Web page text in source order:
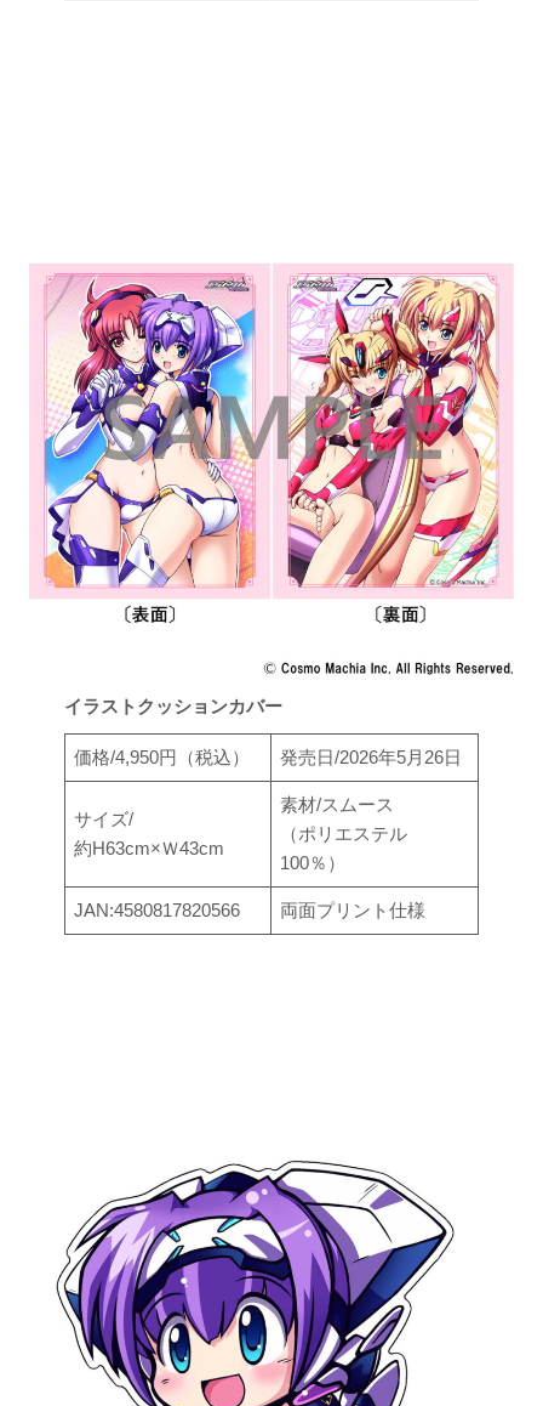
イラストクッションカバー
価格/4,950円（税込） 発売日/2026年5月26日
サイズ/
約H63cm×Ｗ43cm
素材/スムース
（ポリエステル
100％）
JAN:4580817820566 両面プリント仕様